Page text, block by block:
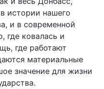
истории нашего
и в современной
где ковалась и
где работают
материальные
значение для жизни